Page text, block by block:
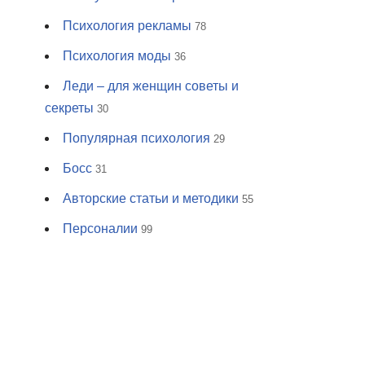
Психология рекламы 78
Психология моды 36
Леди – для женщин советы и
секреты 30
Популярная психология 29
Босс 31
Авторские статьи и методики 55
Персоналии 99